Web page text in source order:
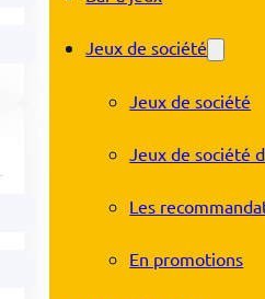
Jeux de société
Jeux de société
Jeux de société
Les
En promotions